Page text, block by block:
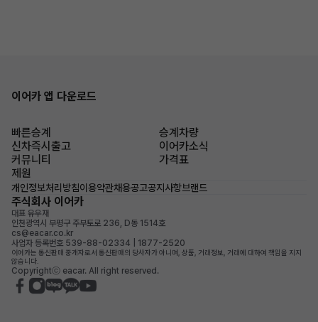
이어카 앱 다운로드
빠른승계
승계차량
신차즉시출고
이어카소식
커뮤니티
가격표
제원
개인정보처리방침이용약관채용공고공지사항브랜드
주식회사 이어카
대표 유우재
인천광역시 부평구 주부토로 236, D동 1514호
cs@eacar.co.kr
사업자 등록번호 539-88-02334 | 1877-2520
이어카는 통신판매 중개자로서 통신판매의 당사자가 아니며, 상품, 거래정보, 거래에 대하여 책임을 지지
않습니다.
Copyrightⓒ eacar. All right reserved.